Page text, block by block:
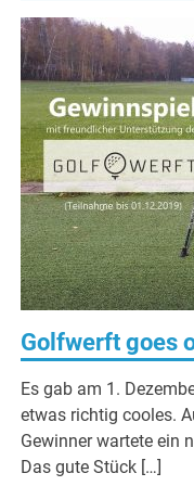
Golfwerft goes
Es gab am 1.
etwas richtig cooles.
Gewinner wartete ein
Das gute Stück […]